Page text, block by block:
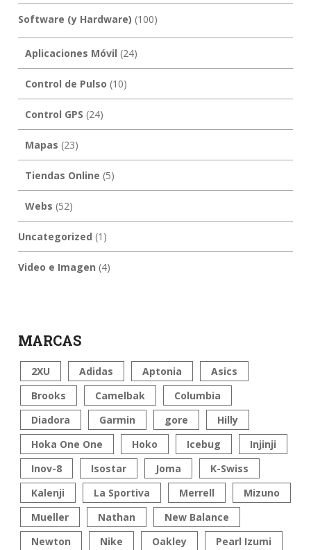
Software (y Hardware) (100)
Aplicaciones Móvil (24)
Control de Pulso (10)
Control GPS (24)
Mapas (23)
Tiendas Online (5)
Webs (52)
Uncategorized (1)
Video e Imagen (4)
MARCAS
2XU Adidas Aptonia
Asics
Brooks
Camelbak
Columbia
Diadora
Garmin gore
Hilly
Hoka One One
Hoko Icebug
Injinji
Inov-8
Isostar Joma
K-Swiss
Kalenji
La Sportiva Merrell
Mizuno
Mueller
Nathan
New Balance
Newton
Nike Oakley Pearl Izumi